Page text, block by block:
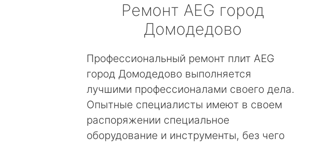
Ремонт AEG город
Домодедово
Профессиональный ремонт плит AEG
город Домодедово выполняется
лучшими профессионалами своего дела.
Опытные специалисты имеют в своем
распоряжении специальное
оборудование и инструменты, без чего